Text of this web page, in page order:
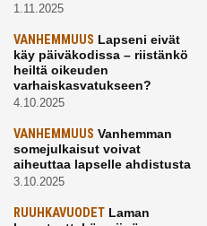
1.11.2025
VANHEMMUUS Lapseni eivät
käy päiväkodissa – riistänkö
heiltä oikeuden
varhaiskasvatukseen?
4.10.2025
VANHEMMUUS Vanhemman
somejulkaisut voivat
aiheuttaa lapselle ahdistusta
3.10.2025
RUUHKAVUODET Laman